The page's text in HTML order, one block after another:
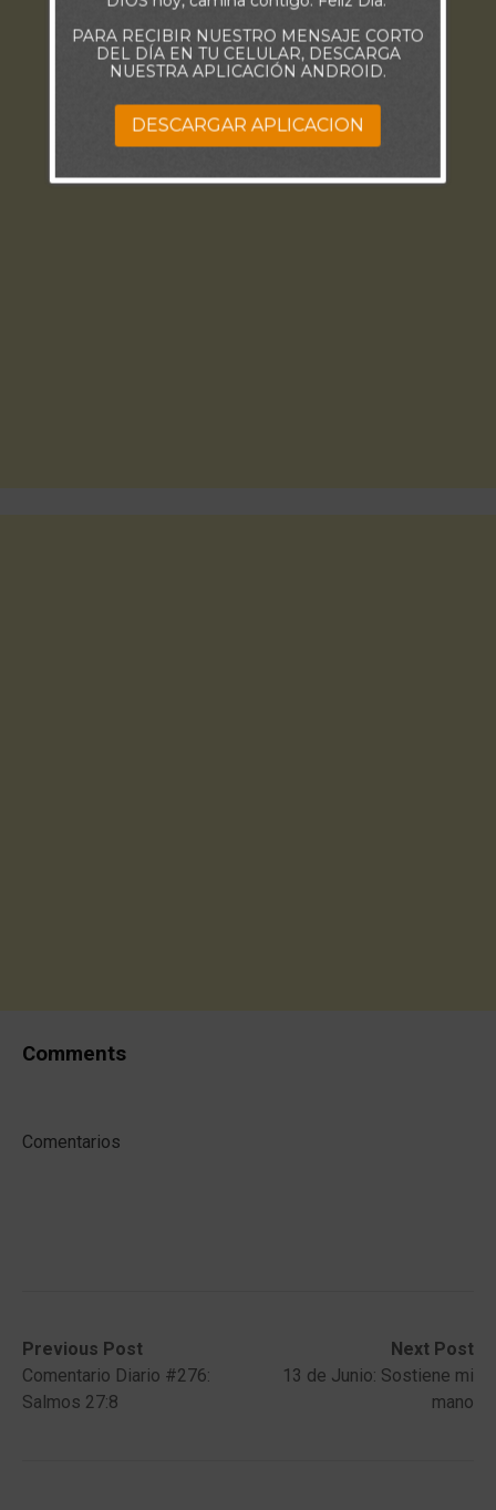
Comments
Comentarios
Post
navigation
Previous Post
Previous
post:Comentario Diario #276:
Salmos 27:8
Next Post
Next
post:
13 de Junio: Sostiene mi
mano
PARA RECIBIR NUESTRO MENSAJE CORTO
DEL DÍA EN TU CELULAR, DESCARGA
NUESTRA APLICACIÓN ANDROID.
DESCARGAR APLICACION